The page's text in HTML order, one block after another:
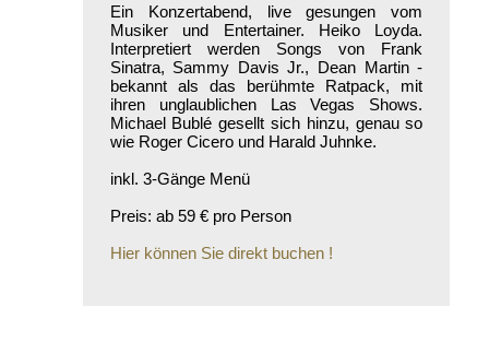
Ein Konzertabend, live gesungen vom
Musiker und Entertainer. Heiko Loyda.
Interpretiert werden Songs von Frank
Sinatra, Sammy Davis Jr., Dean Martin -
bekannt als das berühmte Ratpack, mit
ihren unglaublichen Las Vegas Shows.
Michael Bublé gesellt sich hinzu, genau so
wie Roger Cicero und Harald Juhnke.
inkl. 3-Gänge Menü
Preis: ab 59 € pro Person
Hier können Sie direkt buchen !